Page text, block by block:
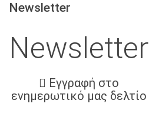
Newsletter
Newsletter
Εγγραφή στο
ενημερωτικό μας δελτίο